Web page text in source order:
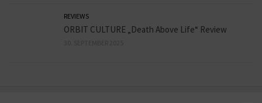
REVIEWS
ORBIT CULTURE „Death Above Life“ Review